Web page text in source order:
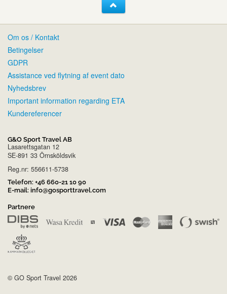
Om os / Kontakt
Betingelser
GDPR
Assistance ved flytning af event dato
Nyhedsbrev
Important information regarding ETA
Kundereferencer
G&O Sport Travel AB
Lasarettsgatan 12
SE-891 33 Örnsköldsvik
Reg.nr: 556611-5738
Telefon: +46 660-21 10 90
E-mail: info@gosporttravel.com
Partnere
© GO Sport Travel 2026